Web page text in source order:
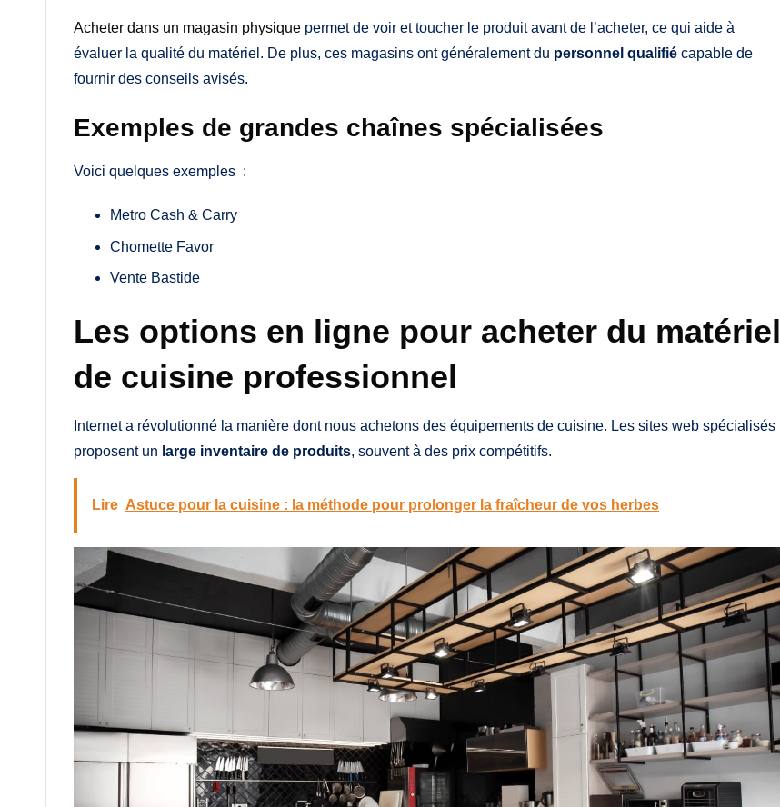
Acheter dans un magasin physique permet de voir et toucher le produit avant de l’acheter, ce qui aide à
évaluer la qualité du matériel. De plus, ces magasins ont généralement du personnel qualifié capable de
fournir des conseils avisés.
Exemples de grandes chaînes spécialisées
Voici quelques exemples :
Metro Cash & Carry
Chomette Favor
Vente Bastide
Les options en ligne pour acheter du matériel
de cuisine professionnel
Internet a révolutionné la manière dont nous achetons des équipements de cuisine. Les sites web spécialisés
proposent un large inventaire de produits, souvent à des prix compétitifs.
Lire Astuce pour la cuisine : la méthode pour prolonger la fraîcheur de vos herbes